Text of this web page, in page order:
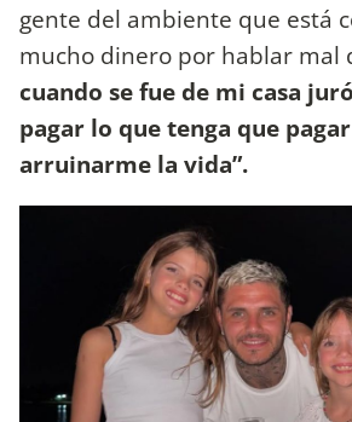
gente del ambiente que está
mucho dinero por hablar mal
cuando se fue de mi casa
pagar lo que tenga que
arruinarme la vida”.